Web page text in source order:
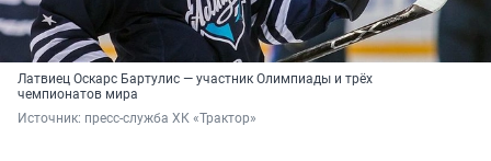
Латвиец Оскарс Бартулис — участник Олимпиады и трёх
чемпионатов мира
Источник: пресс-служба ХК «Трактор»